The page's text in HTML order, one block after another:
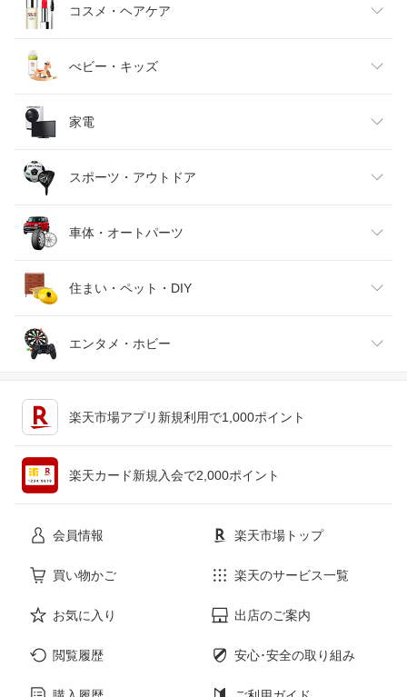
キッズファッション
ベビーファッション
インナー・下着・ナイトウェア
バッグ・小物・ブランド雑貨
靴
腕時計
ジュエリー・アクセサリー
スイーツ・お菓子
水・ソフトドリンク
ビール・洋酒
ワイン
日本酒・焼酎
日用品雑貨・文房具・手芸
ダイエット・健康
医薬品・コンタクト・介護
コスメ・ヘアケア
美容・コスメ・香水
べビー・キッズ
キッズ・ベビー・マタニティ
おもちゃ
家電
家電
TV・オーディオ・カメラ
スマートフォン・タブレット
パソコン・周辺機器
スポーツ・アウトドア
スポーツ・アウトドア
ゴルフ
車体・オートパーツ
車用品・バイク用品
車・バイク
住まい・ペット・DIY
インテリア・寝具・収納
エンタメ・ホビー
本・雑誌・コミック
楽天市場アプリ新規利用で1,000ポイント
楽天カード新規入会で2,000ポイント
会員情報 楽天市場トップ
買い物かご 楽天のサービス一覧
お気に入り 出店のご案内
閲覧履歴 安心･安全の取り組み